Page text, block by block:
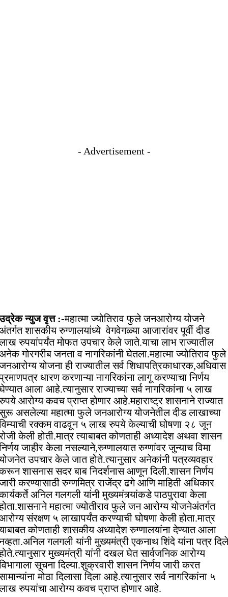
- Advertisement -
न्युज वृत्त :-महात्मा ज्योतिराव फुले जनआरोग्य योजने
शासकीय रुग्णालयांध्ये वेगवेगळ्या आजारांवर पूर्वी दीड
रुपयांपर्यंत मोफत उपचार केले जाते.याचा लाभ राज्यातील
गोरगरीब जनता व नागरिकांनी घेतला.महात्मा ज्योतिराव फुले
योजना ही राज्यातील सर्व शिधापत्रिकाधारक,अधिवास
धारण करणाऱ्या नागरिकांना लागू करण्याचा निर्णय
आला आहे.त्यानुसार राज्याच्या सर्व नागरिकांना ५ लाख
आरोग्य कवच प्राप्त होणार आहे.महाराष्ट्र शासनाने राज्यात
असलेल्या महात्मा फुले जनआरोग्य योजनेतील दीड लाखाच्या
रक्कम वाढवून ५ लाख रुपये केल्याची घोषणा २८ जून
केली होती.मात्र त्याबाबत कोणताही अध्यादेश अथवा शासन
जाहीर केला नसल्याने,रुग्णालयात रुग्णांवर जुन्याच विमा
उपचार केले जात होते.त्यानुसार अनेकांनी पत्रव्यवहार
शासनास सदर बाब निदर्शनास आणून दिली.शासन निर्णय
करण्यासाठी रुग्णमित्र राजेंद्र ढगे आणि माहिती अधिकार
अनिल गलगली यांनी मुख्यमंत्र्यांकडे पाठपुरावा केला
महात्मा ज्योतीराव फुले जन आरोग्य योजनेअंतर्गत
संरक्षण ५ लाखापर्यंत करण्याची घोषणा केली होता.मात्र
कोणताही शासकीय अध्यादेश रुग्णालयांना देण्यात आला
गलगली यांनी मुख्यमंत्री एकनाथ शिंदे यांना पत्र दिले
मुख्यमंत्री यांनी दखल घेत सार्वजनिक आरोग्य
सूचना दिल्या.शुक्रवारी शासन निर्णय जारी करत
मोठा दिलासा दिला आहे.त्यानुसार सर्व नागरिकांना ५
रुपयांचा आरोग्य कवच प्राप्त होणार आहे.